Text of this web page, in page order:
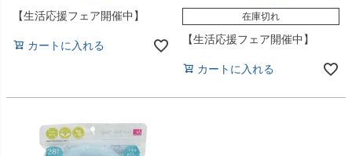
【生活応援フェア開催中】
カートに入れる
在庫切れ
【生活応援フェア開催中】
カートに入れる